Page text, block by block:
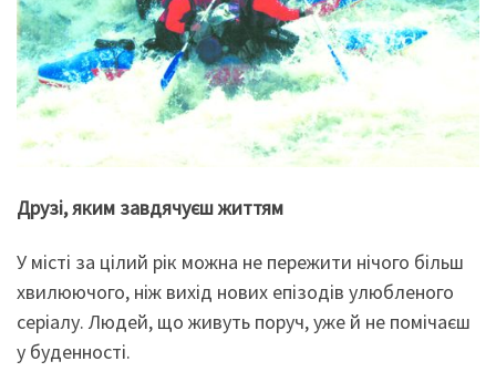
Друзі, яким завдячуєш життям
У місті за цілий рік можна не пережити нічого більш
хвилюючого, ніж вихід нових епізодів улюбленого
серіалу. Людей, що живуть поруч, уже й не помічаєш
у буденності.